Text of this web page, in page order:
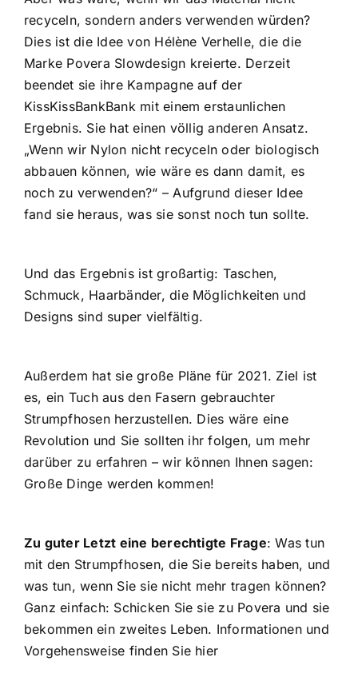
recyceln, sondern anders verwenden würden?
Dies ist die Idee von Hélène Verhelle, die die
Marke Povera Slowdesign kreierte. Derzeit
beendet sie ihre Kampagne auf der
KissKissBankBank mit einem erstaunlichen
Ergebnis. Sie hat einen völlig anderen Ansatz.
„Wenn wir Nylon nicht recyceln oder biologisch
abbauen können, wie wäre es dann damit, es
noch zu verwenden?“ – Aufgrund dieser Idee
fand sie heraus, was sie sonst noch tun sollte.
Und das Ergebnis ist großartig: Taschen,
Schmuck, Haarbänder, die Möglichkeiten und
Designs sind super vielfältig.
Außerdem hat sie große Pläne für 2021. Ziel ist
es, ein Tuch aus den Fasern gebrauchter
Strumpfhosen herzustellen. Dies wäre eine
Revolution und Sie sollten ihr folgen, um mehr
darüber zu erfahren – wir können Ihnen sagen:
Große Dinge werden kommen!
Zu guter Letzt eine berechtigte Frage: Was tun
mit den Strumpfhosen, die Sie bereits haben, und
was tun, wenn Sie sie nicht mehr tragen können?
Ganz einfach: Schicken Sie sie zu Povera und sie
bekommen ein zweites Leben. Informationen und
Vorgehensweise finden Sie hier